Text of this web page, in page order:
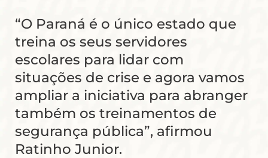
“O Paraná é o único estado que
treina os seus servidores
escolares para lidar com
situações de crise e agora vamos
ampliar a iniciativa para abranger
também os treinamentos de
segurança pública”, afirmou
Ratinho Junior.